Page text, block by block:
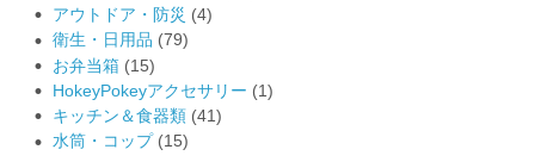
アウトドア・防災 (4)
衛生・日用品 (79)
お弁当箱 (15)
HokeyPokeyアクセサリー (1)
キッチン＆食器類 (41)
水筒・コップ (15)